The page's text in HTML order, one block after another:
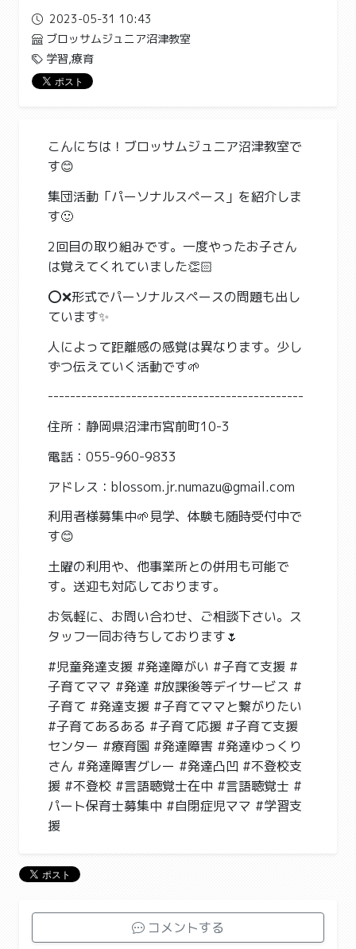
2023-05-31 10:43
ブロッサムジュニア沼津教室
学習,療育
こんにちは！ブロッサムジュニア沼津教室で
す😊
集団活動「パーソナルスペース」を紹介しま
す🙂
2回目の取り組みです。一度やったお子さん
は覚えてくれていました👏🏻
⭕️❌形式でパーソナルスペースの問題も出し
ています✨
人によって距離感の感覚は異なります。少し
ずつ伝えていく活動です🌱
----------------------------------------------
住所：静岡県沼津市宮前町10-3
電話：055-960-9833
アドレス：blossom.jr.numazu@gmail.com
利用者様募集中🌱見学、体験も随時受付中で
す😊
土曜の利用や、他事業所との併用も可能で
す。送迎も対応しております。
お気軽に、お問い合わせ、ご相談下さい。ス
タッフ一同お待ちしております🌷
#児童発達支援 #発達障がい #子育て支援 #
子育てママ #発達 #放課後等デイサービス #
子育て #発達支援 #子育てママと繋がりたい
#子育てあるある #子育て応援 #子育て支援
センター #療育園 #発達障害 #発達ゆっくり
さん #発達障害グレー #発達凸凹 #不登校支
援 #不登校 #言語聴覚士在中 #言語聴覚士 #
パート保育士募集中 #自閉症児ママ #学習支
援
コメントする